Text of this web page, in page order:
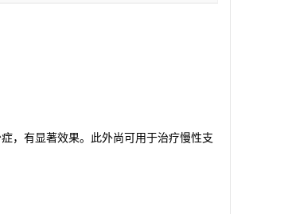
，有显著效果。此外尚可用于治疗慢性支